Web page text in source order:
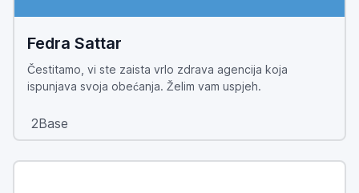
Fedra Sattar
Čestitamo, vi ste zaista vrlo zdrava agencija koja
ispunjava svoja obećanja. Želim vam uspjeh.
2Base